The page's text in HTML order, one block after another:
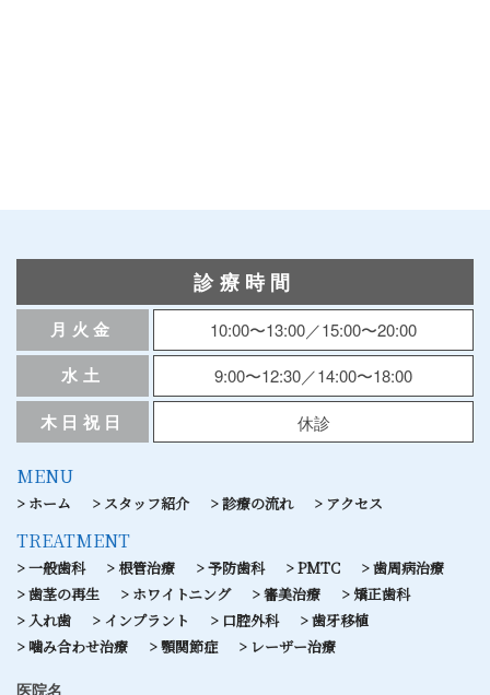
診療時間
月火金 10:00〜13:00／15:00〜20:00
水土 9:00〜12:30／14:00〜18:00
木日祝日 休診
MENU
ホーム スタッフ紹介 診療の流れ アクセス
TREATMENT
一般歯科 根管治療 予防歯科 PMTC
歯周病治療
歯茎の再生
ホワイトニング 審美治療
矯正歯科
入れ歯
インプラント 口腔外科
歯牙移植
噛み合わせ治療
顎関節症 レーザー治療
医院名